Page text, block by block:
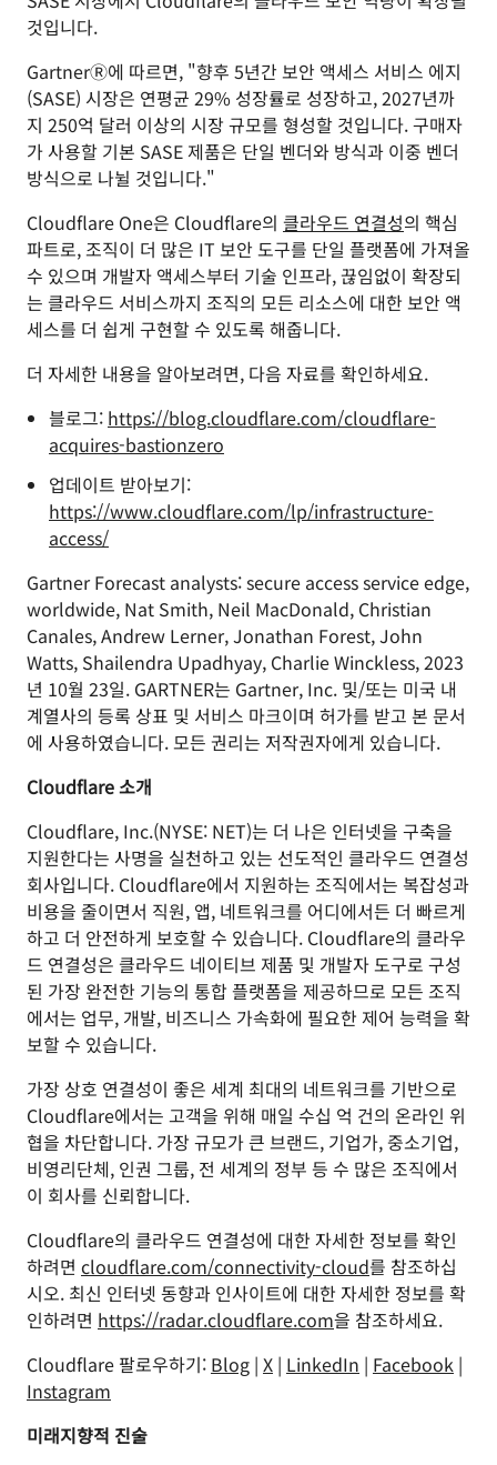
것입니다.
GartnerⓇ에 따르면, "향후 5년간 보안 액세스 서비스 에지
(SASE) 시장은 연평균 29% 성장률로 성장하고, 2027년까
지 250억 달러 이상의 시장 규모를 형성할 것입니다. 구매자
가 사용할 기본 SASE 제품은 단일 벤더와 방식과 이중 벤더
방식으로 나뉠 것입니다."
Cloudflare One은 Cloudflare의 클라우드 연결성의 핵심
파트로, 조직이 더 많은 IT 보안 도구를 단일 플랫폼에 가져올
수 있으며 개발자 액세스부터 기술 인프라, 끊임없이 확장되
는 클라우드 서비스까지 조직의 모든 리소스에 대한 보안 액
세스를 더 쉽게 구현할 수 있도록 해줍니다.
더 자세한 내용을 알아보려면, 다음 자료를 확인하세요.
블로그: https://blog.cloudflare.com/cloudflare-
acquires-bastionzero
업데이트 받아보기:
https://www.cloudflare.com/lp/infrastructure-
access/
Gartner Forecast analysts: secure access service edge,
worldwide, Nat Smith, Neil MacDonald, Christian
Canales, Andrew Lerner, Jonathan Forest, John
Watts, Shailendra Upadhyay, Charlie Winckless, 2023
년 10월 23일. GARTNER는 Gartner, Inc. 및/또는 미국 내
계열사의 등록 상표 및 서비스 마크이며 허가를 받고 본 문서
에 사용하였습니다. 모든 권리는 저작권자에게 있습니다.
Cloudflare 소개
Cloudflare, Inc.(NYSE: NET)는 더 나은 인터넷을 구축을
지원한다는 사명을 실천하고 있는 선도적인 클라우드 연결성
회사입니다. Cloudflare에서 지원하는 조직에서는 복잡성과
비용을 줄이면서 직원, 앱, 네트워크를 어디에서든 더 빠르게
하고 더 안전하게 보호할 수 있습니다. Cloudflare의 클라우
드 연결성은 클라우드 네이티브 제품 및 개발자 도구로 구성
된 가장 완전한 기능의 통합 플랫폼을 제공하므로 모든 조직
에서는 업무, 개발, 비즈니스 가속화에 필요한 제어 능력을 확
보할 수 있습니다.
가장 상호 연결성이 좋은 세계 최대의 네트워크를 기반으로
Cloudflare에서는 고객을 위해 매일 수십 억 건의 온라인 위
협을 차단합니다. 가장 규모가 큰 브랜드, 기업가, 중소기업,
비영리단체, 인권 그룹, 전 세계의 정부 등 수 많은 조직에서
이 회사를 신뢰합니다.
Cloudflare의 클라우드 연결성에 대한 자세한 정보를 확인
하려면 cloudflare.com/connectivity-cloud를 참조하십
시오. 최신 인터넷 동향과 인사이트에 대한 자세한 정보를 확
인하려면 https://radar.cloudflare.com을 참조하세요.
Cloudflare 팔로우하기: Blog | X | LinkedIn | Facebook |
Instagram
미래지향적 진술